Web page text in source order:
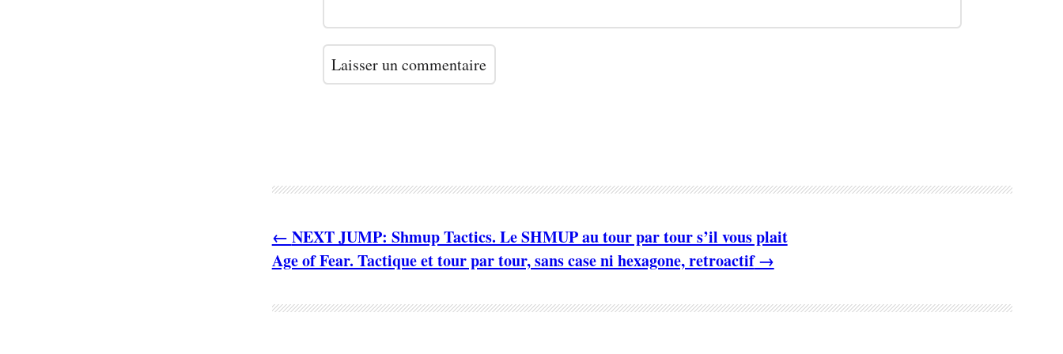
NEXT JUMP: Shmup Tactics. Le SHMUP au tour par tour s’il vous plait
Age of Fear. Tactique et tour par tour, sans case ni hexagone, retroactif